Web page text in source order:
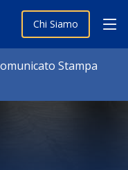
Chi Siamo
Stampa